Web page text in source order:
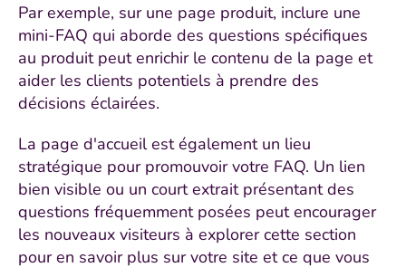
Par exemple, sur une page produit, inclure une
mini-FAQ qui aborde des questions spécifiques
au produit peut enrichir le contenu de la page et
aider les clients potentiels à prendre des
décisions éclairées.
La page d'accueil est également un lieu
stratégique pour promouvoir votre FAQ. Un lien
bien visible ou un court extrait présentant des
questions fréquemment posées peut encourager
les nouveaux visiteurs à explorer cette section
pour en savoir plus sur votre site et ce que vous